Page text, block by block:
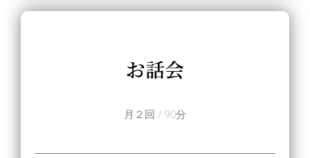
お話会
月２回 / 90分